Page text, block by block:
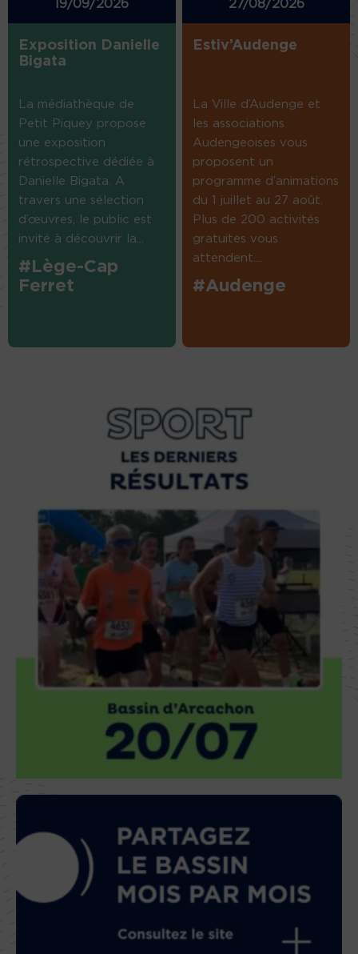
19/09/2026
Exposition Danielle
Bigata
La médiathèque de
Petit Piquey propose
une exposition
rétrospective dédiée à
Danielle Bigata. A
travers une sélection
d’œuvres, le public est
invité à découvrir la...
#Lège-Cap
Ferret
27/08/2026
Estiv’Audenge
La Ville d’Audenge et
les associations
Audengeoises vous
proposent un
programme d’animations
du 1 juillet au 27 août.
Plus de 200 activités
gratuites vous
attendent....
#Audenge